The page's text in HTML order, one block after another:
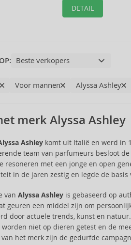
DETAIL
Voor mannen Alyssa Ashley
merk Alyssa Ashley
Ashleykomt uit Italië en werd in
team van parfumeurs besloot
resoneren met een jonge en open
in de jaren zestig en legde de
van Alyssa Ashleyis gebaseerd op
geuren een middel zijn om
door actuele trends, kunst en
niet op dieren getest en de
het merk zijn de gedurfde